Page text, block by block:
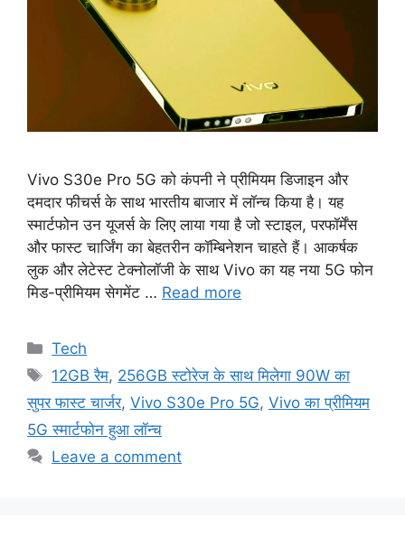
Vivo S30e Pro 5G को कंपनी ने प्रीमियम डिजाइन और
दमदार फीचर्स के साथ भारतीय बाजार में लॉन्च किया है। यह
स्मार्टफोन उन यूजर्स के लिए लाया गया है जो स्टाइल, परफॉर्मेंस
और फास्ट चार्जिंग का बेहतरीन कॉम्बिनेशन चाहते हैं। आकर्षक
लुक और लेटेस्ट टेक्नोलॉजी के साथ Vivo का यह नया 5G फोन
मिड-प्रीमियम सेगमेंट … Read more
Categories
Tech
Tags
12GB रैम, 256GB स्टोरेज के साथ मिलेगा 90W का
सुपर फास्ट चार्जर, Vivo S30e Pro 5G, Vivo का प्रीमियम
5G स्मार्टफोन हुआ लॉन्च
Leave a comment